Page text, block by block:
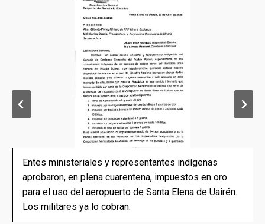
Entes ministeriales y representantes indígenas
aprobaron, en plena cuarentena, impuestos en oro
para el uso del aeropuerto de Santa Elena de Uairén.
Los militares ya lo cobran.
Entes ministeriales y representantes indígenas
aprobaron, en plena cuarentena, impuestos en oro
para el uso del aeropuerto de Santa Elena de Uairén.
Los militares ya lo cobran.
Entes ministeriales y representantes indígenas
aprobaron, en plena cuarentena, impuestos en oro
para el uso del aeropuerto de Santa Elena de Uairén.
Los militares ya lo cobran.
Entes ministeriales y representantes indígenas
aprobaron, en plena cuarentena, impuestos en oro
para el uso del aeropuerto de Santa Elena de Uairén.
Los militares ya lo cobran.
Entes ministeriales y representantes indígenas
aprobaron, en plena cuarentena, impuestos en oro
para el uso del aeropuerto de Santa Elena de Uairén.
Los militares ya lo cobran.